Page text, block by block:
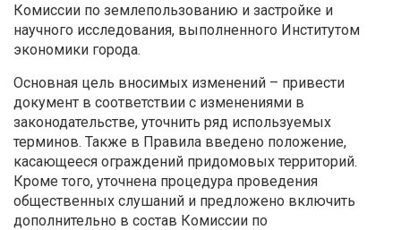
Комиссии по землепользованию и застройке и
научного исследования, выполненного Институтом
экономики города.
Основная цель вносимых изменений – привести
документ в соответствии с изменениями в
законодательстве, уточнить ряд используемых
терминов. Также в Правила введено положение,
касающееся ограждений придомовых территорий.
Кроме того, уточнена процедура проведения
общественных слушаний и предложено включить
дополнительно в состав Комиссии по